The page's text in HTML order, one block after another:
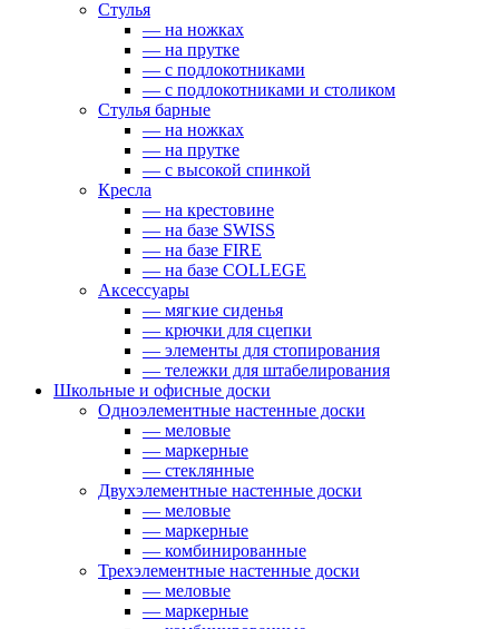
Стулья
— на ножках
— на прутке
— с подлокотниками
— с подлокотниками и столиком
Стулья барные
— на ножках
— на прутке
— с высокой спинкой
Кресла
— на крестовине
— на базе SWISS
— на базе FIRE
— на базе COLLEGE
Аксессуары
— мягкие сиденья
— крючки для сцепки
— элементы для стопирования
— тележки для штабелирования
Школьные и офисные доски
Одноэлементные настенные доски
— меловые
— маркерные
— стеклянные
Двухэлементные настенные доски
— меловые
— маркерные
— комбинированные
Трехэлементные настенные доски
— меловые
— маркерные